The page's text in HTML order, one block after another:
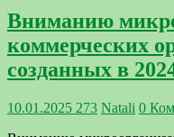
Вниманию
коммерческих
созданных в
10.01.2025 273 Natali 0